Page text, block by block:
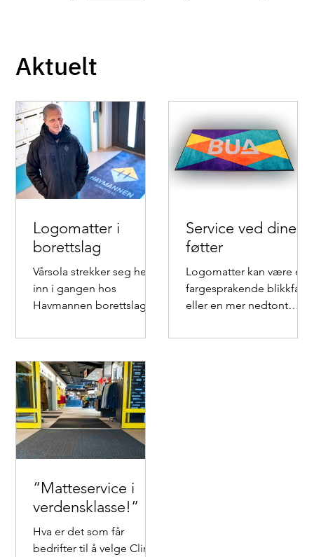
Aktuelt
Logomatter i
borettslag
Vårsola strekker seg helt
inn i gangen hos
Havmannen borettslag. I
med boretts-lagets gule
Service ved dine
føtter
Logomatter kan være en
fargesprakende blikkfang
eller en mer nedtont
farge og form kan
“Matteservice i
verdensklasse!”
Hva er det som får
bedrifter til å velge Clima